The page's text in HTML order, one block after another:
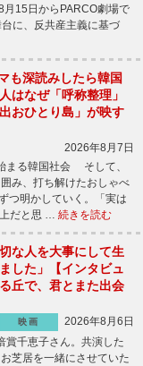
15日からPARCO劇場で
に、反共産主義に基づ
も深読みしたら韓国
はなぜ「呼称整理」
おひとり島」が映す
2026年8月7日
まる韓国社会 そして、
み、打ち解けたおしゃべ
つ明かしていく。「実は
だと思 … 続きを読む
な人を大事にして生
した」【インタビュ
丘で、君とまた出会
映画
2026年8月6日
賞千恵子さん。共演した
芝居を一緒にさせていた